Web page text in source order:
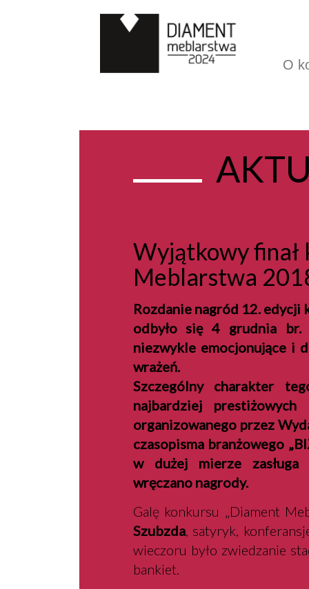
O
Wyjątkowy finał
Meblarstwa
Rozdanie nagród 12. edycji
odbyło się 4 grudnia br.
niezwykle emocjonujące i
wrażeń.
Szczególny charakter
najbardziej
organizowanego przez
czasopisma branżowego
w dużej mierze
wręczano nagrody.
Galę konkursu „Diament
Szubzda, satyryk,
wieczoru było zwiedzanie
bankiet.